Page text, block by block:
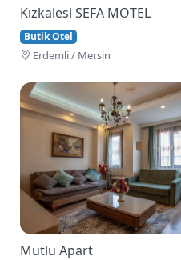
Kızkalesi SEFA MOTEL
Butik Otel
Erdemli / Mersin
Mutlu Apart